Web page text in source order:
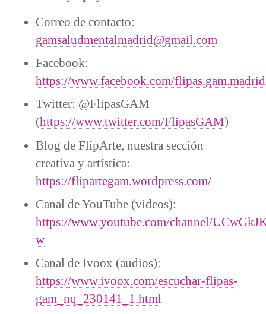
Correo de contacto:
gamsaludmentalmadrid@gmail.com
Facebook:
https://www.facebook.com/flipas.gam.madrid
Twitter: @FlipasGAM
(https://www.twitter.com/FlipasGAM)
Blog de FlipArte, nuestra sección
creativa y artística:
https://flipartegam.wordpress.com/
Canal de YouTube (videos):
https://www.youtube.com/channel/
w
Canal de Ivoox (audios):
https://www.ivoox.com/escuchar-flipas-
gam_nq_230141_1.html